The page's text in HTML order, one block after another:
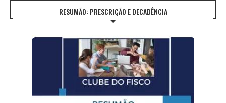
RESUMÃO: PRESCRIÇÃO E DECADÊNCIA